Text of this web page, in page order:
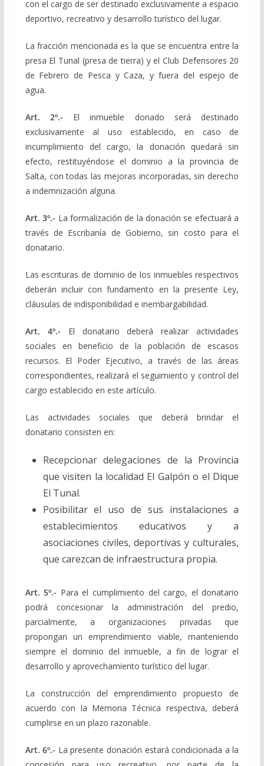
con el cargo de ser destinado exclusivamente a espacio
deportivo, recreativo y desarrollo turístico del lugar.
La fracción mencionada es la que se encuentra entre la
presa El Tunal (presa de tierra) y el Club Defensores 20
de Febrero de Pesca y Caza, y fuera del espejo de
agua.
Art. 2º.- El inmueble donado será destinado
exclusivamente al uso establecido, en caso de
incumplimiento del cargo, la donación quedará sin
efecto, restituyéndose el dominio a la provincia de
Salta, con todas las mejoras incorporadas, sin derecho
a indemnización alguna.
Art. 3º.- La formalización de la donación se efectuará a
través de Escribanía de Gobierno, sin costo para el
donatario.
Las escrituras de dominio de los inmuebles respectivos
deberán incluir con fundamento en la presente Ley,
cláusulas de indisponibilidad e inembargabilidad.
Art. 4º.- El donatario deberá realizar actividades
sociales en beneficio de la población de escasos
recursos. El Poder Ejecutivo, a través de las áreas
correspondientes, realizará el seguimiento y control del
cargo establecido en este artículo.
Las actividades sociales que deberá brindar el
donatario consisten en:
Recepcionar delegaciones de la Provincia
que visiten la localidad El Galpón o el Dique
El Tunal.
Posibilitar el uso de sus instalaciones a
establecimientos educativos y a
asociaciones civiles, deportivas y culturales,
que carezcan de infraestructura propia.
Art. 5º.- Para el cumplimiento del cargo, el donatario
podrá concesionar la administración del predio,
parcialmente, a organizaciones privadas que
propongan un emprendimiento viable, manteniendo
siempre el dominio del inmueble, a fin de lograr el
desarrollo y aprovechamiento turístico del lugar.
La construcción del emprendimiento propuesto de
acuerdo con la Memoria Técnica respectiva, deberá
cumplirse en un plazo razonable.
Art. 6º.- La presente donación estará condicionada a la